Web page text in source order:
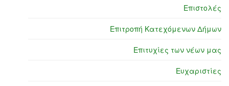
Επιστολές
Επιτροπή Κατεχόμενων Δήμων
Επιτυχίες των νέων μας
Ευχαριστίες